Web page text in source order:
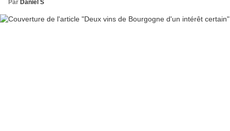
Par Daniel S